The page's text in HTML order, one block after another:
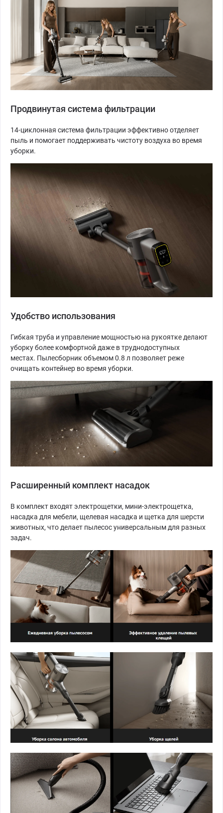
Продвинутая система фильтрации
14-циклонная система фильтрации эффективно отделяет
пыль и помогает поддерживать чистоту воздуха во время
уборки.
Удобство использования
Гибкая труба и управление мощностью на рукоятке делают
уборку более комфортной даже в труднодоступных
местах. Пылесборник объемом 0.8 л позволяет реже
очищать контейнер во время уборки.
Расширенный комплект насадок
В комплект входят электрощетки, мини-электрощетка,
насадка для мебели, щелевая насадка и щетка для шерсти
животных, что делает пылесос универсальным для разных
задач.